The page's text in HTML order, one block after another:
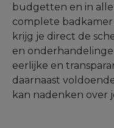
budgetten en in alle
complete
krijg je direct de
en
eerlijke en
daarnaast
kan nadenken over